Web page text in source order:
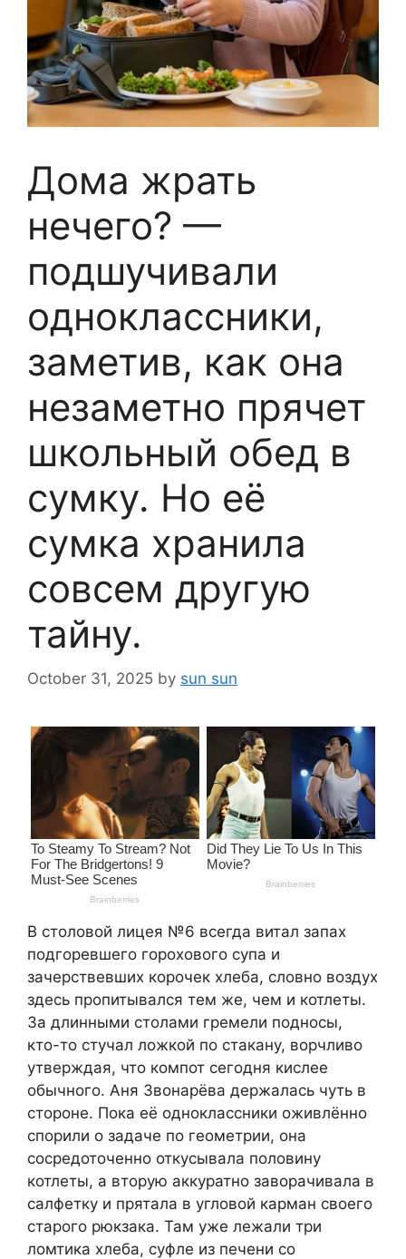
Дома жрать
нечего? —
подшучивали
одноклассники,
заметив, как она
незаметно прячет
школьный обед в
сумку. Но её
сумка хранила
совсем другую
тайну.
October 31, 2025 by sun sun
В столовой лицея №6 всегда витал запах
подгоревшего горохового супа и
зачерствевших корочек хлеба, словно воздух
здесь пропитывался тем же, чем и котлеты.
За длинными столами гремели подносы,
кто-то стучал ложкой по стакану, ворчливо
утверждая, что компот сегодня кислее
обычного. Аня Звонарёва держалась чуть в
стороне. Пока её одноклассники оживлённо
спорили о задаче по геометрии, она
сосредоточенно откусывала половину
котлеты, а вторую аккуратно заворачивала в
салфетку и прятала в угловой карман своего
старого рюкзака. Там уже лежали три
ломтика хлеба, суфле из печени со